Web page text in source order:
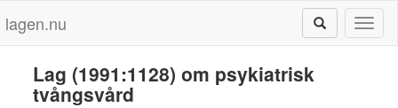
lagen.nu
Lag (1991:1128) om psykiatrisk
tvångsvård